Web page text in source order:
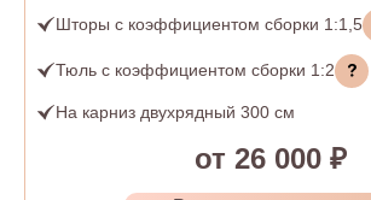
Шторы с коэффициентом сборки 1:1,5
Тюль с коэффициентом сборки 1:2
На карниз двухрядный 300 см
от 26 000 ₽